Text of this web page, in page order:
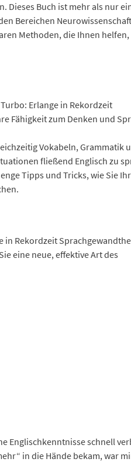
Dieses Buch ist mehr als nur
Bereichen
Methoden, die Ihnen
Erlange in Rekordzeit
Fähigkeit zum Denken und
Vokabeln, Grammatik
fließend Englisch zu
Tipps und Tricks, wie Sie
in Rekordzeit
eine neue, effektive Art des
Englischkenntnisse schnell
in die Hände bekam, war